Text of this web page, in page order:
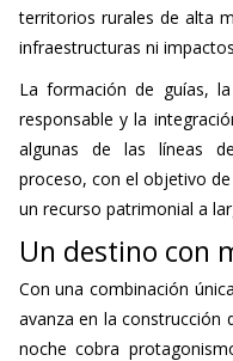
territorios rurales de alta
infraestructuras ni
La formación de guías,
responsable y la
algunas de las líneas
proceso, con el objetivo
un recurso patrimonial a
Un destino con
Con una combinación
avanza en la
noche cobra